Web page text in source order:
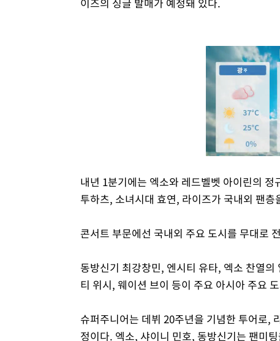
내년 1분기에는 엑소와 레드벨벳 아이린의
투하츠, 소녀시대 효연, 라이즈가 국내외 팬
콘서트 부문에선 국내외 주요 도시를 무대로
동방신기 최강창민, 엔시티 유타, 엑소 찬열
티 위시, 웨이션 브이 등이 주요 아시아 주요
슈퍼주니어는 데뷔 20주년을 기념한 투어로,
정이다. 엑소, 샤이니 민호, 동방신기는 팬미